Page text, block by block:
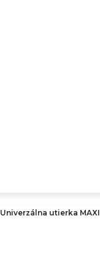
Univerzálna utierka MAXI